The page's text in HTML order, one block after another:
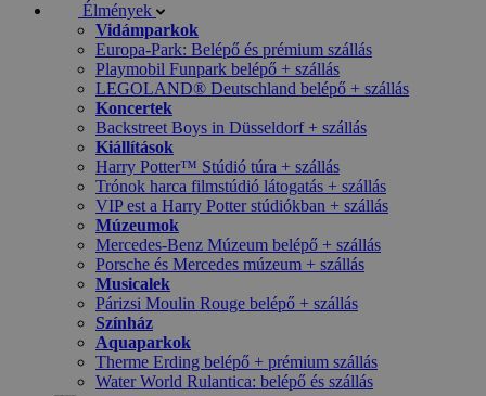
Élmények
Vidámparkok
Europa-Park: Belépő és prémium szállás
Playmobil Funpark belépő + szállás
LEGOLAND® Deutschland belépő + szállás
Koncertek
Backstreet Boys in Düsseldorf + szállás
Kiállítások
Harry Potter™ Stúdió túra + szállás
Trónok harca filmstúdió látogatás + szállás
VIP est a Harry Potter stúdiókban + szállás
Múzeumok
Mercedes-Benz Múzeum belépő + szállás
Porsche és Mercedes múzeum + szállás
Musicalek
Párizsi Moulin Rouge belépő + szállás
Színház
Aquaparkok
Therme Erding belépő + prémium szállás
Water World Rulantica: belépő és szállás